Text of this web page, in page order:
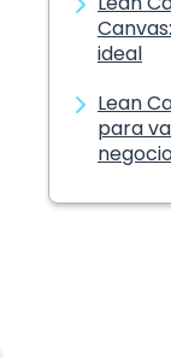
ideal
Lean
para